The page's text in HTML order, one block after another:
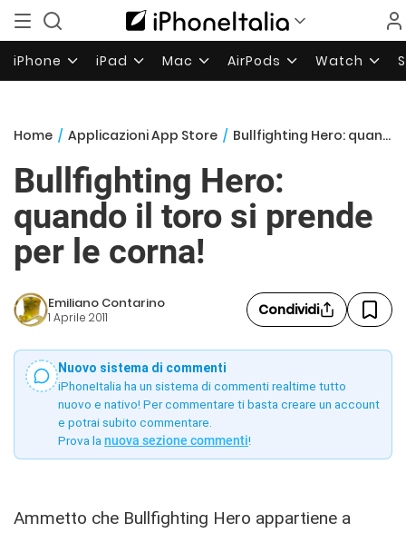
iPhone iPad Mac AirPods Watch
Home / Applicazioni App Store / Bullfighting Hero: quando il toro si prende per le corna!
Bullfighting Hero:
quando il toro si prende
per le corna!
Emiliano Contarino
1 Aprile 2011 Condividi
Nuovo sistema di commenti
iPhoneItalia ha un sistema di commenti realtime tutto
nuovo e nativo! Per commentare ti basta creare un account
e potrai subito commentare.
Prova la nuova sezione commenti!
Ammetto che Bullfighting Hero appartiene a